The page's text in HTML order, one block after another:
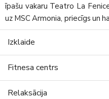
īpašu vakaru Teatro La
uz MSC Armonia, priecīgs un
Izklaide
Fitnesa centrs
Relaksācija